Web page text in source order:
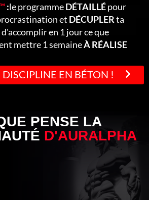
:le programmeDÉTAILLÉpour
et DÉCUPLERta
en 1 jour ce que
mettre 1 semaineÀ RÉALISE
EN BÉTON !
PENSE LA
D'AURALPHA